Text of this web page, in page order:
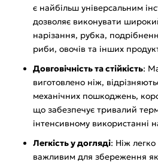
є найбільш універсальним
дозволяє виконувати
нарізання, рубка,
риби, овочів та інших
Довговічність та стійкість:
виготовлено ніж,
механічних пошкоджень,
що забезпечує тривалий
інтенсивному використанні
Легкість у догляді: Ніж
важливим для збереження